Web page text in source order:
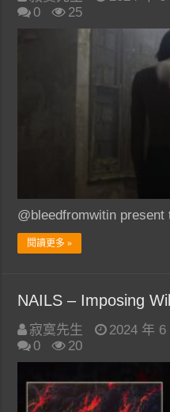
0
25
@bleedfromwitin
閱讀更多 »
NAILS – Imposing
寂寞先生 2024 年 6
0
20